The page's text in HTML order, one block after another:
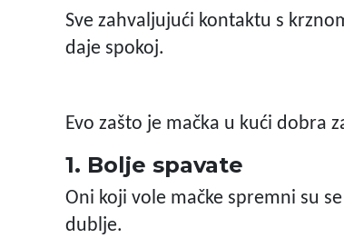
Sve zahvaljujući kontaktu s
daje spokoj.
Evo zašto je mačka u kući dobra
1. Bolje spavate
Oni koji vole mačke spremni su
dublje.